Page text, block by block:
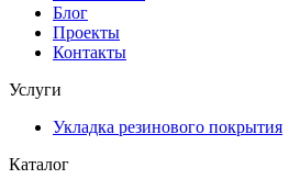
Блог
Проекты
Контакты
Услуги
Укладка резинового покрытия
Каталог